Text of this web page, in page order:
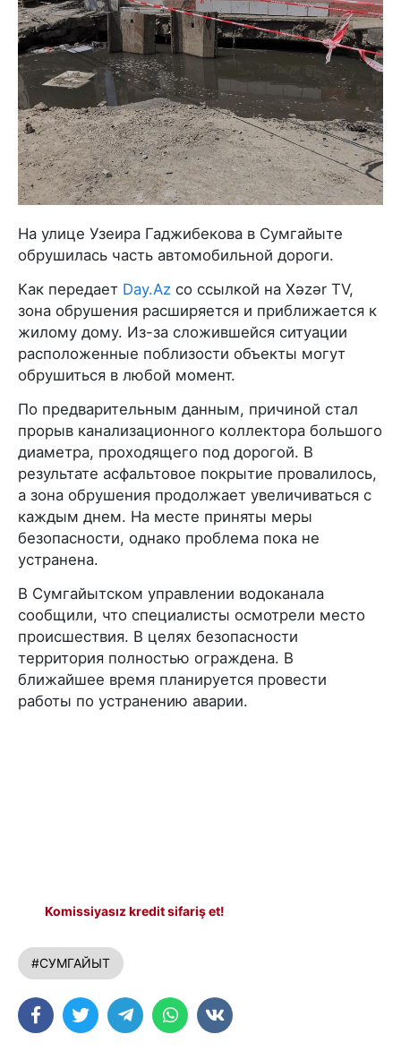
На улице Узеира Гаджибекова в Сумгайыте
обрушилась часть автомобильной дороги.
Как передает Day.Az со ссылкой на Xəzər TV,
зона обрушения расширяется и приближается к
жилому дому. Из-за сложившейся ситуации
расположенные поблизости объекты могут
обрушиться в любой момент.
По предварительным данным, причиной стал
прорыв канализационного коллектора большого
диаметра, проходящего под дорогой. В
результате асфальтовое покрытие провалилось,
а зона обрушения продолжает увеличиваться с
каждым днем. На месте приняты меры
безопасности, однако проблема пока не
устранена.
В Сумгайытском управлении водоканала
сообщили, что специалисты осмотрели место
происшествия. В целях безопасности
территория полностью ограждена. В
ближайшее время планируется провести
работы по устранению аварии.
Komissiyasız kredit sifariş et!
#СУМГАЙЫТ